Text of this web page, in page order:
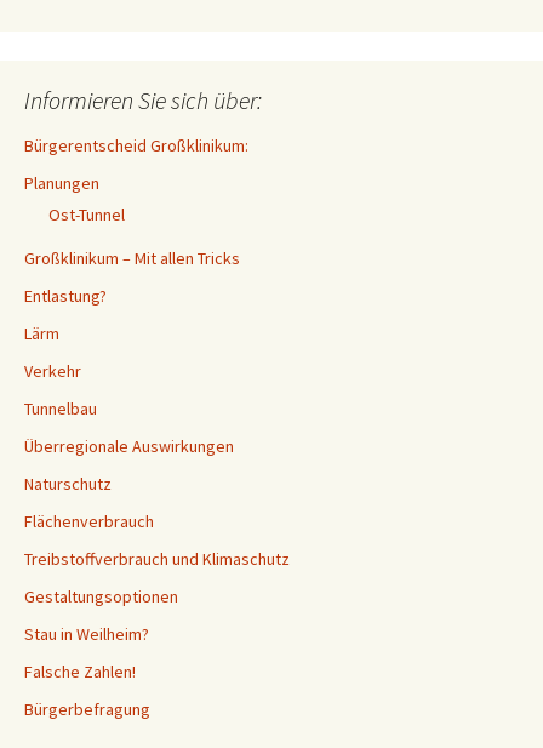
Informieren Sie sich über:
Bürgerentscheid Großklinikum:
Planungen
Ost-Tunnel
Großklinikum – Mit allen Tricks
Entlastung?
Lärm
Verkehr
Tunnelbau
Überregionale Auswirkungen
Naturschutz
Flächenverbrauch
Treibstoffverbrauch und Klimaschutz
Gestaltungsoptionen
Stau in Weilheim?
Falsche Zahlen!
Bürgerbefragung